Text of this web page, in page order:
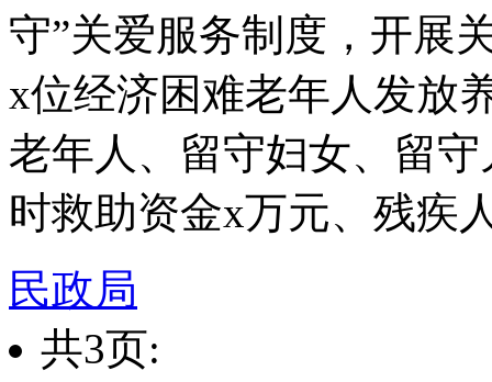
守”关爱服务制度，开展
x位经济困难老年人发放
老年人、留守妇女、留
时救助资金x万元、残疾
民政局
共3页: